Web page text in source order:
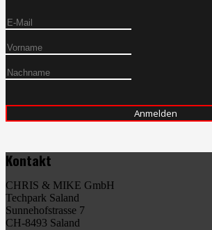
Kontakt
CHRIS & MIKE GmbH
Techpark Saland
Sunnehofstrasse 7
CH-8493 Saland